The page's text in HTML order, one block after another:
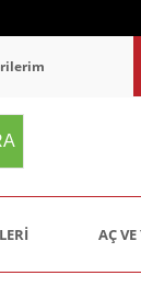
AÇ VE